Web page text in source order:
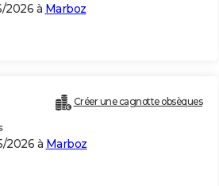
2026 à Marboz
Créer une cagnotte obsèques
2026 à Marboz